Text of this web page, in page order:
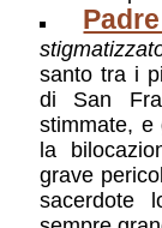
santo tra i
di San
stimmate, e
la
grave
sacerdote